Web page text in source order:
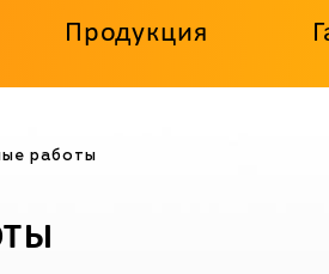
Продукция
работы